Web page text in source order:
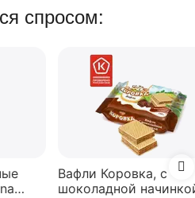
спросом:
Вафли Коровка, c
шоколадной начинкой,